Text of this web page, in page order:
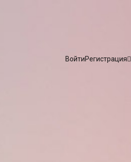
ВойтиРегистрация